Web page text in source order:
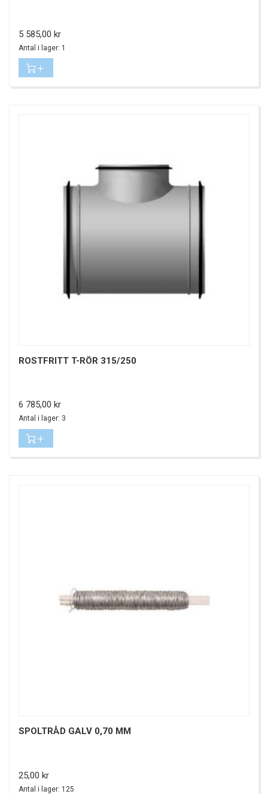
Pris
5 585,00 kr
Antal i lager: 1
ROSTFRITT T-RÖR 315/250
Pris
6 785,00 kr
Antal i lager: 3
SPOLTRÅD GALV 0,70 MM
Pris
25,00 kr
Antal i lager: 125